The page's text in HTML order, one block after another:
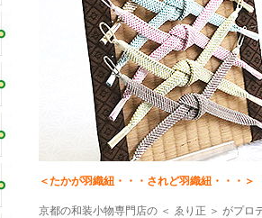
＜たかが羽織紐・・・されど羽織紐・・・＞
京都の和装小物専門店の ＜ ゑり正 ＞ がプロ